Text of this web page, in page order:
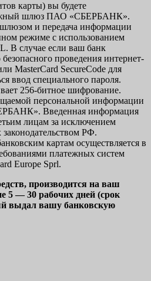
карты) вы будете
шлюз ПАО «СБЕРБАНК».
и передача информации
режиме с использованием
В случае если ваш банк
проведения интернет-
MasterCard SecureCode для
ввод специального пароля.
256-битное шифрование.
персональной информации
Введенная информация
лицам за исключением
РФ.
картам осуществляется в
платежных систем
Europe Sprl.
производится на ваш
5 — 30 рабочих дней (срок
выдал вашу банковскую